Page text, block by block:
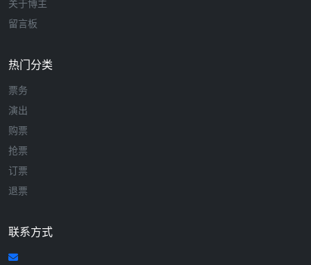
关于博主
留言板
热门分类
票务
演出
购票
抢票
订票
退票
联系方式